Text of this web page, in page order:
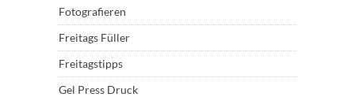
Fotografieren
Freitags Füller
Freitagstipps
Gel Press Druck